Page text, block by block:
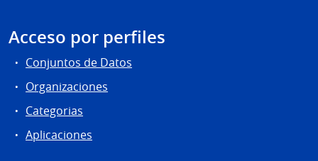
Acceso por perfiles
Conjuntos de Datos
Organizaciones
Categorias
Aplicaciones